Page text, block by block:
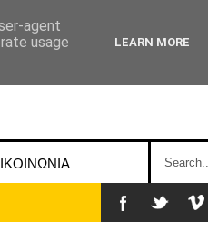
agent
usage
LEARN MORE